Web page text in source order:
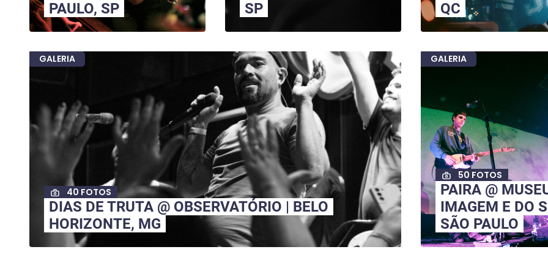
PAULO, SP SP QC
GALERIA
40 FOTOS
DIAS DE TRUTA @ OBSERVATÓRIO | BELO
HORIZONTE, MG
GALERIA
50 FOTOS
PAIRA @
IMAGEM E DO
SÃO PAULO